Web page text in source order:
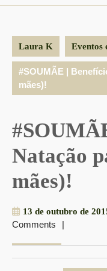
Laura K Eventos
#SOUMÃE |
mães)!
Natação
mães)!
13 de outubro de
Comments
|